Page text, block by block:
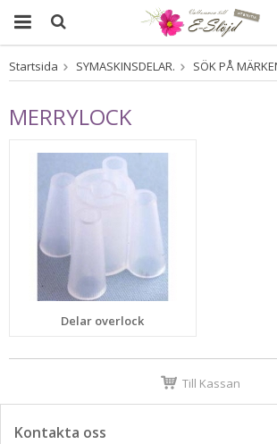
Produkten har blivit tillagd i
Startsida SYMASKINSDELAR. SÖK PÅ
MERRYLOCK
Delar overlock
Till Kassan
Kontakta oss